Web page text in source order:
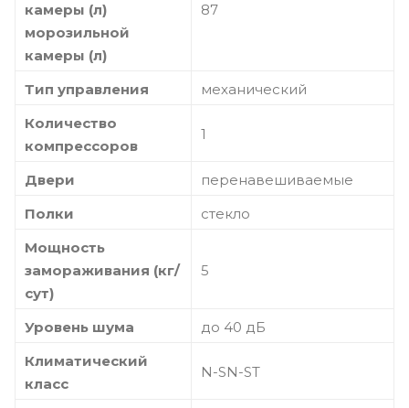
камеры (л)
морозильной
камеры (л)
87
Тип управления
механический
Количество
компрессоров
1
Двери
перенавешиваемые
Полки
стекло
Мощность
замораживания (кг/
сут)
5
Уровень шума
до 40 дБ
Климатический
класс
N-SN-ST